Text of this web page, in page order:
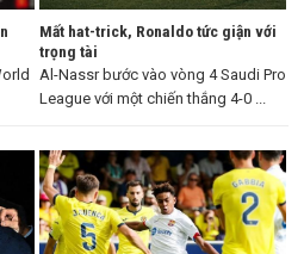
Mất hat-trick, Ronaldo tức giận với
trọng tài
Al-Nassr bước vào vòng 4 Saudi Pro
League với một chiến thắng 4-0 ...